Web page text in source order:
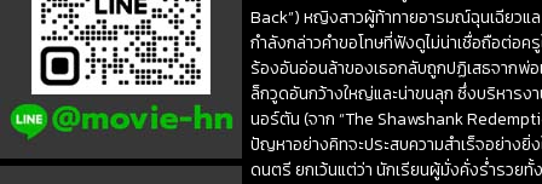
Back”) หญิงสาวผู้ท้าทายอารมณ์ฉุนเฉียวแ
กำลังกล่าวคำขอโทษที่ฟังดูไม่น่าเชื่อถือต่อค
ร้องอันอ่อนล้าของเธอกลับถูกปฏิเสธจากพ่อ
ล็กวูดอันกว้างใหญ่และน่าขนลุก ซึ่งบริหารง
นอร์ตัน (จาก “The Shawshank
ปัญหาอย่างคิทจะประสบความสำเร็จอย่าง
ดนตรี ยกเว้นแต่ว่า นักเรียนผู้มั่งคั่งร่ำรวยทั้